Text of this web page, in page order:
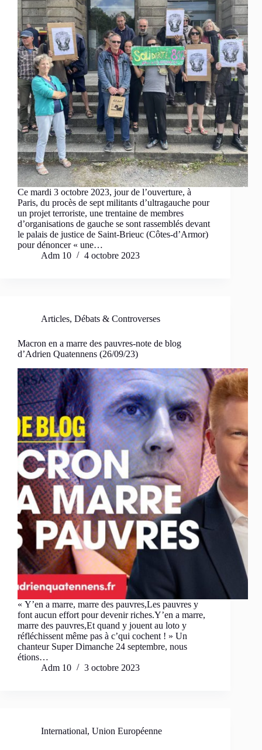
Ce mardi 3 octobre 2023, jour de l’ouverture, à
Paris, du procès de sept militants d’ultragauche pour
un projet terroriste, une trentaine de membres
d’organisations de gauche se sont rassemblés devant
le palais de justice de Saint-Brieuc (Côtes-d’Armor)
pour dénoncer « une…
Adm 10
4 octobre 2023
Articles, Débats & Controverses
Macron en a marre des pauvres-note de blog
d’Adrien Quatennens (26/09/23)
« Y’en a marre, marre des pauvres,Les pauvres y
font aucun effort pour devenir riches.Y’en a marre,
marre des pauvres,Et quand y jouent au loto y
réfléchissent même pas à c’qui cochent ! » Un
chanteur Super Dimanche 24 septembre, nous
étions…
Adm 10
3 octobre 2023
International, Union Européenne